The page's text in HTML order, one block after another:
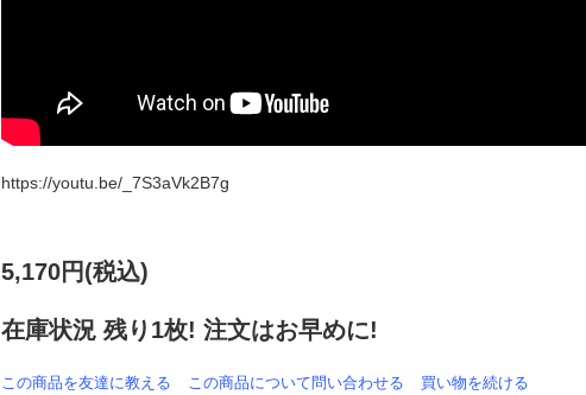
https://youtu.be/_7S3aVk2B7g
5,170円(税込)
在庫状況 残り1枚! 注文はお早めに!
この商品を友達に教える この商品について問い合わせる 買い物を続ける